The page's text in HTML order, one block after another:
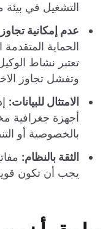
التشغيل في بيئة
عدم إمكانية تجاوز CAPTCHA:
تعتبر نشاط
وتفشل تجاوز
الامتثال للبيانات:
أجهزة جغرافية
بالخصوصية أو
الثقة بالنظام:
يجب أن تكون